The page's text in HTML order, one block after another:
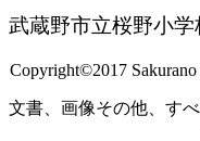
武蔵野市立桜野小学
Copyright©2017
文書、画像その他、す